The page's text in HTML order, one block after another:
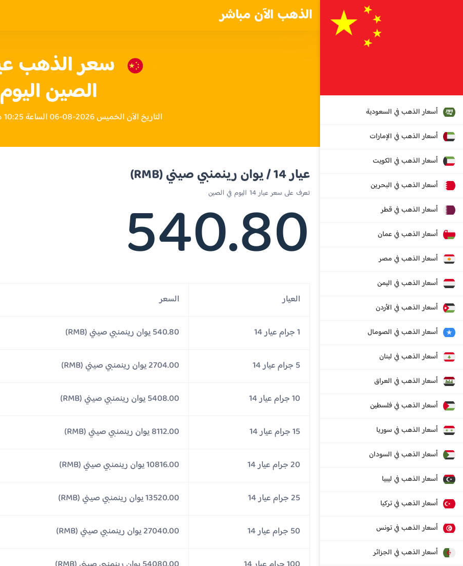
الذهب الآن مباشر
أسعار الذهب في السعودية
أسعار الذهب في الإمارات
أسعار الذهب في الكويت
أسعار الذهب في البحرين
أسعار الذهب في قطر
أسعار الذهب في عمان
أسعار الذهب في مصر
أسعار الذهب في اليمن
أسعار الذهب في الأردن
أسعار الذهب في الصومال
أسعار الذهب في لبنان
أسعار الذهب في العراق
أسعار الذهب في فلسطين
أسعار الذهب في سوريا
أسعار الذهب في السودان
أسعار الذهب في ليبيا
أسعار الذهب في تركيا
أسعار الذهب في تونس
أسعار الذهب في الجزائر
الصين اليوم
التاريخ الآن الخميس 2026-08-06 الساعة 10:25 مساءً بتوقيت الصين
عيار 14 / يوان رينمنبي صيني (RMB)
تعرف على سعر عيار 14 اليوم في الصين
540.80
العيار السعر
1 جرام عيار 14 540.80 يوان رينمنبي صيني (RMB)
5 جرام عيار 14 2704.00 يوان رينمنبي صيني (RMB)
10 جرام عيار 14 5408.00 يوان رينمنبي صيني (RMB)
15 جرام عيار 14 8112.00 يوان رينمنبي صيني (RMB)
20 جرام عيار 14 10816.00 يوان رينمنبي صيني (RMB)
25 جرام عيار 14 13520.00 يوان رينمنبي صيني (RMB)
50 جرام عيار 14 27040.00 يوان رينمنبي صيني (RMB)